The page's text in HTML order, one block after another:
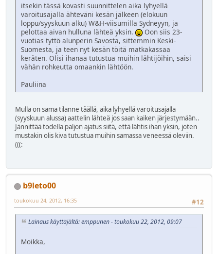
itsekin tässä kovasti suunnittelen aika lyhyellä
varoitusajalla ähteväni kesän jälkeen (elokuun
loppu/syyskuun alku) W&H-viisumilla Sydneyyn, ja
pelottaa aivan hulluna lähteä yksin.
Oon siis 23-
vuotias tyttö alunperin Savosta, sittemmin Keski-
Suomesta, ja teen nyt kesän töitä matkakassaa
keräten. Olisi ihanaa tutustua muihin lähtijöihin, saisi
vähän rohkeutta omaankin lähtöön.
Pauliina
Mulla on sama tilanne täällä, aika lyhyellä varoitusajalla
(syyskuun alussa) aattelin lähteä jos saan kaiken järjestymään..
Jännittää todella paljon ajatus siitä, että lähtis ihan yksin, joten
mustakin olis kiva tutustua muihin samassa veneessä oleviin.
(((:
b9leto00
#12
toukokuu 24, 2012, 16:35
Lainaus käyttäjältä: emppunen - toukokuu 22, 2012, 09:07
Moikka,